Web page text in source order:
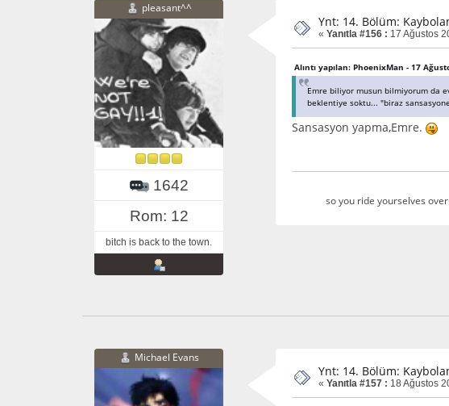
pleasant^^
1642
Rom: 12
bitch is back to the town.
Ynt: 14. Bölüm:
« Yanıtla #156 : 17 Ağustos
Alıntı yapılan: PhoenixMan - 17
Emre biliyor musun bilmiyorum da
beklentiye soktu... "biraz
Sansasyon yapma,Emre.
so you ride yourselves
Michael Evans
Ynt: 14. Bölüm:
« Yanıtla #157 : 18 Ağustos